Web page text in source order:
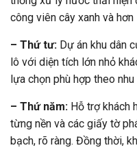
công viên cây xanh và
– Thứ tư: Dự án khu dân
lô với diện tích lớn nhỏ
lựa chọn phù hợp theo nhu
– Thứ năm: Hỗ trợ khách
từng nền và các giấy tờ
bạch, rõ ràng. Đồng thời,